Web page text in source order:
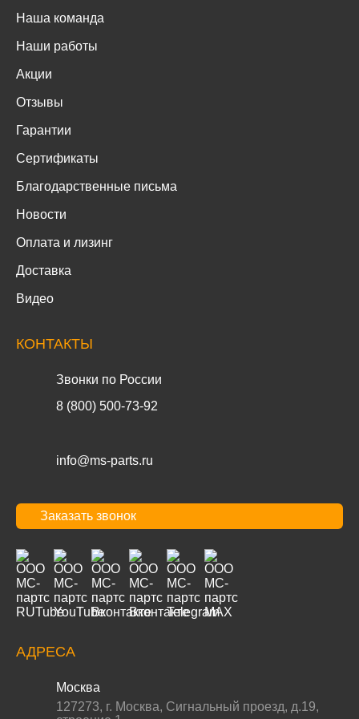
Наша команда
Наши работы
Акции
Отзывы
Гарантии
Сертификаты
Благодарственные письма
Новости
Оплата и лизинг
Доставка
Видео
КОНТАКТЫ
Звонки по России
8 (800) 500-73-92
info@ms-parts.ru
Заказать звонок
АДРЕСА
Москва
127273, г. Москва, Сигнальный проезд, д.19,